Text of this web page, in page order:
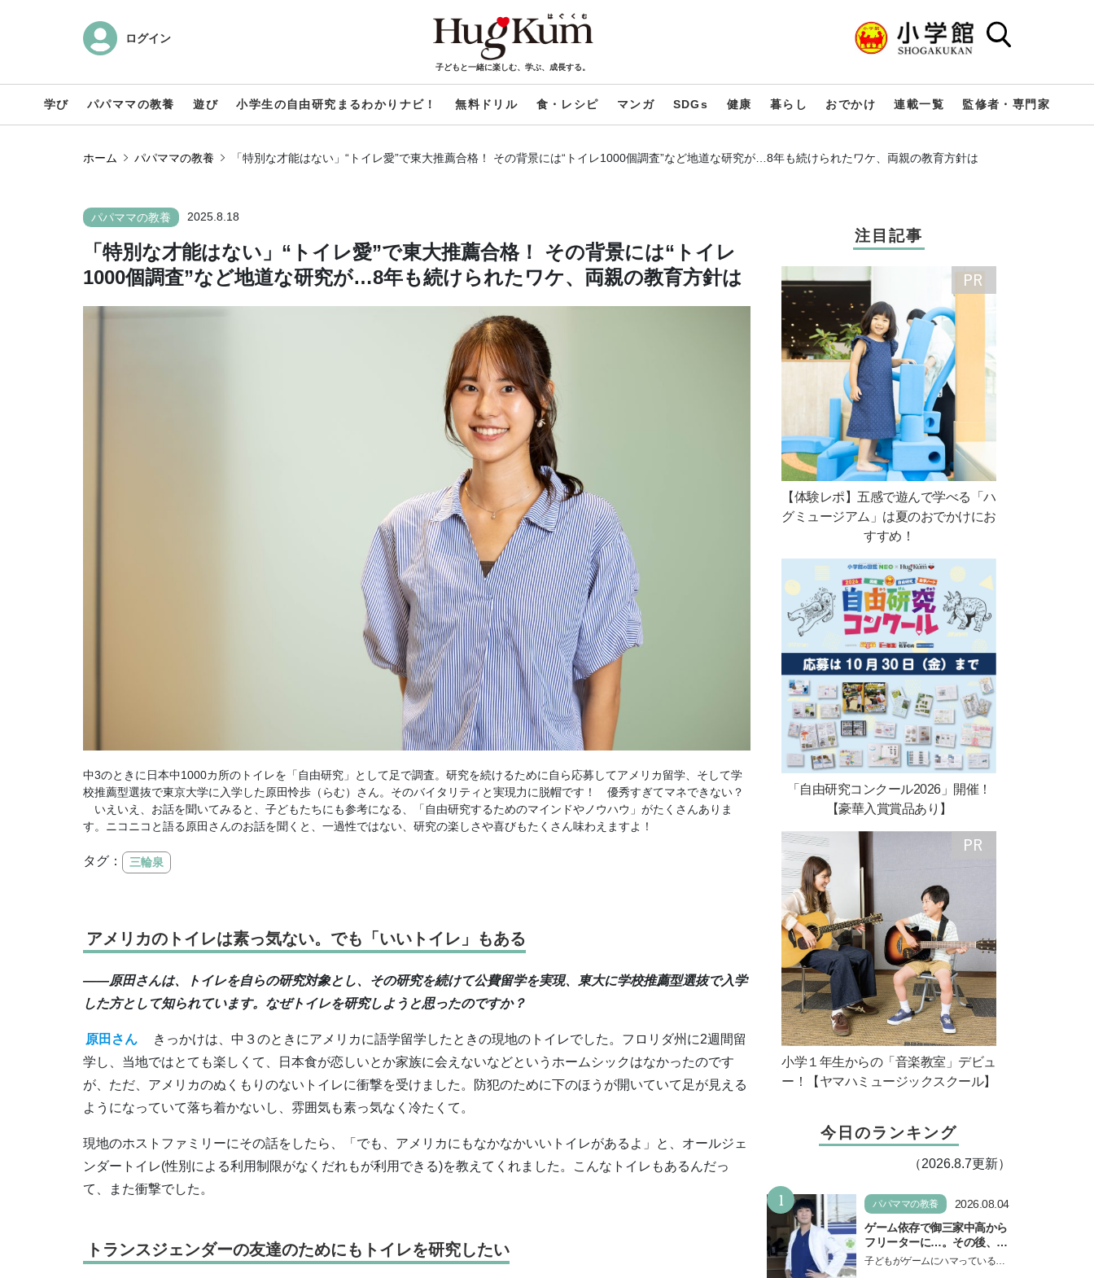
ログイン
子どもと一緒に楽しむ、学ぶ、成長する。
学び パパママの教養 遊び 小学生の自由研究まるわかりナビ！ 無料ドリル 食・レシピ マンガ SDGs 健康 暮らし おでかけ 連載一覧 監修者・専門家
ホーム パパママの教養 「特別な才能はない」“トイレ愛”で東大推薦合格！ その背景には“トイレ1000個調査”など地道な研究が…8年も続けられたワケ、両親の教育方針は
パパママの教養 2025.8.18
「特別な才能はない」“トイレ愛”で東大推薦合格！ その背景には“トイレ
1000個調査”など地道な研究が…8年も続けられたワケ、両親の教育方針は
中3のときに日本中1000カ所のトイレを「自由研究」として足で調査。研究を続けるために自ら応募してアメリカ留学、そして学
校推薦型選抜で東京大学に入学した原田怜歩（らむ）さん。そのバイタリティと実現力に脱帽です！ 優秀すぎてマネできない？
いえいえ、お話を聞いてみると、子どもたちにも参考になる、「自由研究するためのマインドやノウハウ」がたくさんありま
す。ニコニコと語る原田さんのお話を聞くと、一過性ではない、研究の楽しさや喜びもたくさん味わえますよ！
タグ： 三輪泉
アメリカのトイレは素っ気ない。でも「いいトイレ」もある
――原田さんは、トイレを自らの研究対象とし、その研究を続けて公費留学を実現、東大に学校推薦型選抜で入学
した方として知られています。なぜトイレを研究しようと思ったのですか？
原田さん
きっかけは、中３のときにアメリカに語学留学したときの現地のトイレでした。フロリダ州に2週間留
学し、当地ではとても楽しくて、日本食が恋しいとか家族に会えないなどというホームシックはなかったのです
が、ただ、アメリカのぬくもりのないトイレに衝撃を受けました。防犯のために下のほうが開いていて足が見える
ようになっていて落ち着かないし、雰囲気も素っ気なく冷たくて。
現地のホストファミリーにその話をしたら、「でも、アメリカにもなかなかいいトイレがあるよ」と、オールジェ
ンダートイレ(性別による利用制限がなくだれもが利用できる)を教えてくれました。こんなトイレもあるんだっ
て、また衝撃でした。
トランスジェンダーの友達のためにもトイレを研究したい
注目記事
【体験レポ】五感で遊んで学べる「ハ
グミュージアム」は夏のおでかけにお
すすめ！
「自由研究コンクール2026」開催！
【豪華入賞賞品あり】
小学１年生からの「音楽教室」デビュ
ー！【ヤマハミュージックスクール】
今日のランキング
（2026.8.7更新）
1 パパママの教養
2026.08.04
ゲーム依存で御三家中高から
フリーターに…。その後、医
学部へ逆転合格した現役医師
子どもがゲームにハマっている